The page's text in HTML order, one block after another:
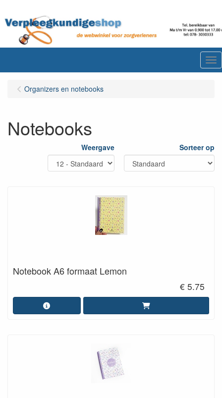
Organizers en notebooks
Notebooks
Weergave Sorteer op
Notebook A6 formaat Lemon
€ 5.75